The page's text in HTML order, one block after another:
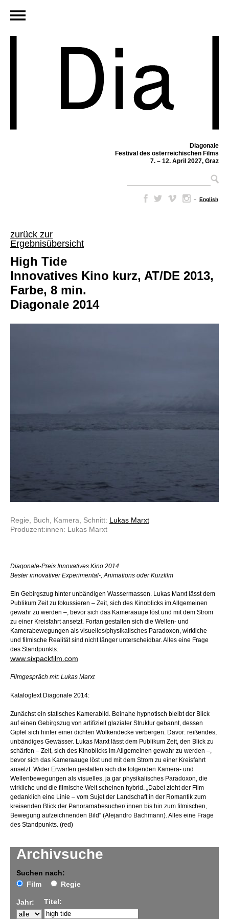
Diagonale
Festival des österreichischen Films
7. – 12. April 2027, Graz
– English
zurück zur
Ergebnisübersicht
Archivsuche
Suchen nach:
Film
Regie
Jahr: Titel:
High Tide
Innovatives Kino kurz, AT/DE 2013,
Farbe, 8 min.
Diagonale 2014
Regie, Buch, Kamera, Schnitt: Lukas Marxt
Produzent:innen: Lukas Marxt
Diagonale-Preis Innovatives Kino 2014
Bester innovativer Experimental-, Animations oder Kurzfilm
Ein Gebirgszug hinter unbändigen Wassermassen. Lukas Marxt lässt dem
Publikum Zeit zu fokussieren – Zeit, sich des Kinoblicks im Allgemeinen
gewahr zu werden –, bevor sich das Kameraauge löst und mit dem Strom
zu einer Kreisfahrt ansetzt. Fortan gestalten sich die Wellen- und
Kamerabewegungen als visuelles/physikalisches Paradoxon, wirkliche
und filmische Realität sind nicht länger unterscheidbar. Alles eine Frage
des Standpunkts.
www.sixpackfilm.com
Filmgespräch mit: Lukas Marxt
Katalogtext Diagonale 2014:
Zunächst ein statisches Kamerabild. Beinahe hypnotisch bleibt der Blick
auf einen Gebirgszug von artifiziell glazialer Struktur gebannt, dessen
Gipfel sich hinter einer dichten Wolkendecke verbergen. Davor: reißendes,
unbändiges Gewässer. Lukas Marxt lässt dem Publikum Zeit, den Blick zu
schärfen – Zeit, sich des Kinoblicks im Allgemeinen gewahr zu werden –,
bevor sich das Kameraauge löst und mit dem Strom zu einer Kreisfahrt
ansetzt. Wider Erwarten gestalten sich die folgenden Kamera- und
Wellenbewegungen als visuelles, ja gar physikalisches Paradoxon, die
wirkliche und die filmische Welt scheinen hybrid. „Dabei zieht der Film
gedanklich eine Linie – vom Sujet der Landschaft in der Romantik zum
kreisenden Blick der Panoramabesucher/ innen bis hin zum filmischen,
Bewegung aufzeichnenden Bild“ (Alejandro Bachmann). Alles eine Frage
des Standpunkts. (red)